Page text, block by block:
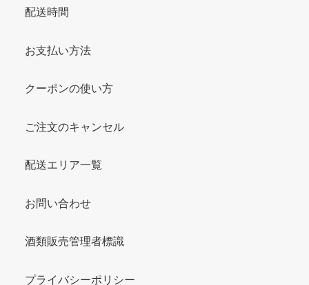
配送時間
お支払い方法
クーポンの使い方
ご注文のキャンセル
配送エリア一覧
お問い合わせ
酒類販売管理者標識
プライバシーポリシー